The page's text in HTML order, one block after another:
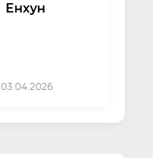
Енхун
03.04.2026